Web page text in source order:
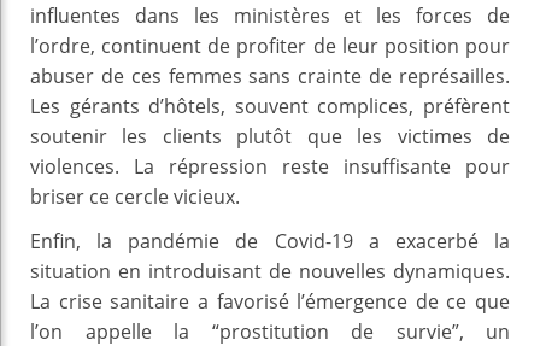
influentes dans les ministères et les forces de
l’ordre, continuent de profiter de leur position pour
abuser de ces femmes sans crainte de représailles.
Les gérants d’hôtels, souvent complices, préfèrent
soutenir les clients plutôt que les victimes de
violences. La répression reste insuffisante pour
briser ce cercle vicieux.
Enfin, la pandémie de Covid-19 a exacerbé la
situation en introduisant de nouvelles dynamiques.
La crise sanitaire a favorisé l’émergence de ce que
l’on appelle la “prostitution de survie”, un